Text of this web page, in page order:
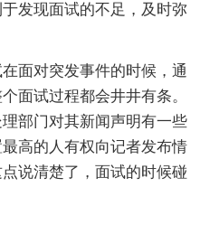
发现面试的不足，及时弥
面对突发事件的时候，通
面试过程都会井井有条。
部门对其新闻声明有一些
高的人有权向记者发布情
说清楚了，面试的时候碰